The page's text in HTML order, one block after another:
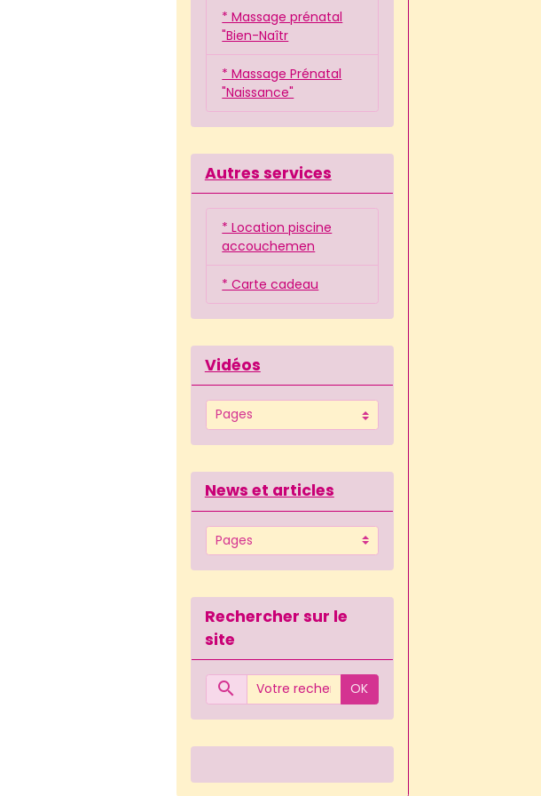
* Massage prénatal
"Bien-Naîtr
* Massage Prénatal
"Naissance"
Autres services
* Location piscine
accouchemen
* Carte cadeau
Vidéos
News et articles
Rechercher sur le
site
OK